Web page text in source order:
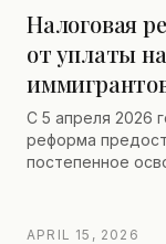
машканты,
на расстоянии и
резидентством
Это руководство
шагом, все
Франции или из-
Налоговая
от уплаты
С 5 апреля 2026
реформа
постепенное
APRIL 15, 2026